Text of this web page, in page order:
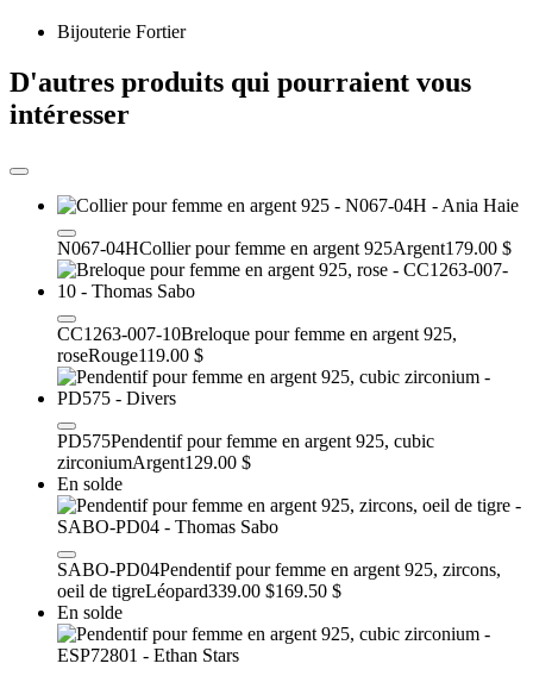
Bijouterie Fortier
D'autres produits qui pourraient vous
intéresser
N067-04HCollier pour femme en argent 925Argent179.00 $
CC1263-007-10Breloque pour femme en argent 925,
roseRouge119.00 $
PD575Pendentif pour femme en argent 925, cubic
zirconiumArgent129.00 $
En solde
SABO-PD04Pendentif pour femme en argent 925, zircons,
oeil de tigreLéopard339.00 $169.50 $
En solde